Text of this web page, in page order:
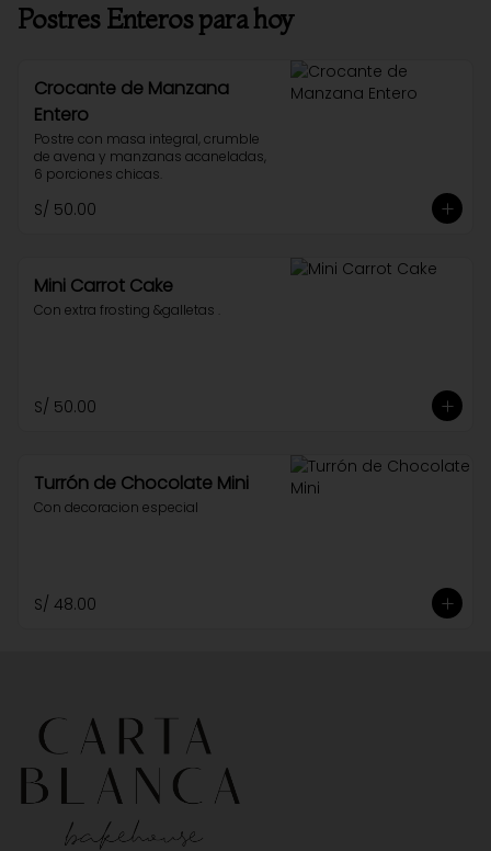
Postres Enteros para hoy
Crocante de Manzana
Entero
Postre con masa integral, crumble
de avena y manzanas acaneladas,
6 porciones chicas.
S/ 50.00
Mini Carrot Cake
Con extra frosting &galletas .
S/ 50.00
Turrón de Chocolate Mini
Con decoracion especial
S/ 48.00